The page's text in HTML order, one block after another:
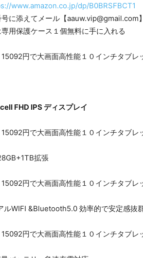
www.amazon.co.jp/dp/B0BRSFBCT1
に添えてメール【aauw.vip@gmail.com
用保護ケース１個無料に手に入れる
FHD IPS ディスプレイ
拡張
ルWIFI &Bluetooth5.0 効率的で安定感抜